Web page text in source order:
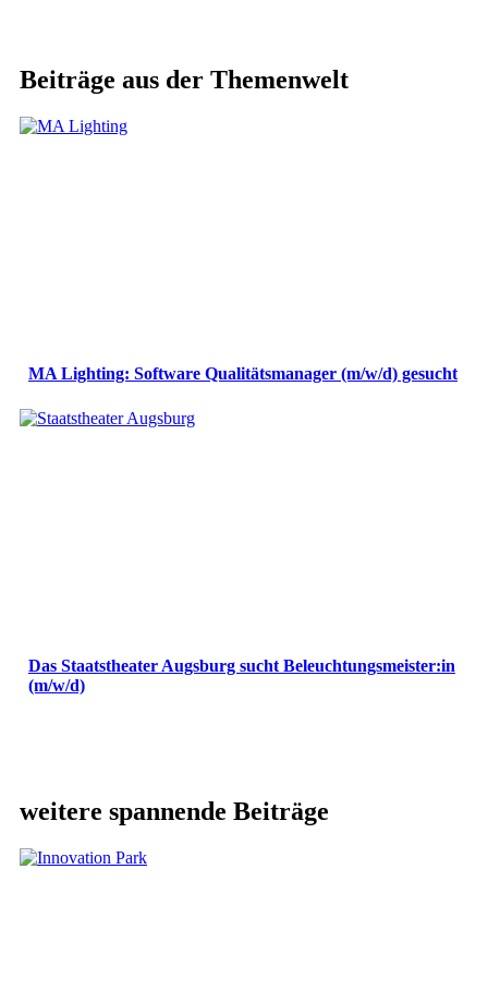
Beiträge aus der Themenwelt
MA Lighting: Software Qualitätsmanager (m/w/d) gesucht
Das Staatstheater Augsburg sucht Beleuchtungsmeister:in
(m/w/d)
weitere spannende Beiträge